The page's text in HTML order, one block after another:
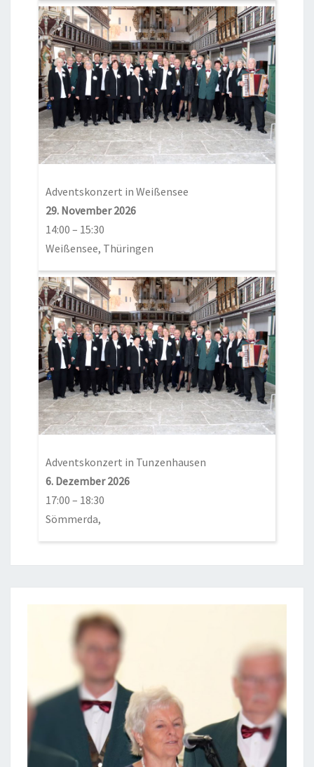
Adventskonzert in Weißensee
29. November 2026
14:00 – 15:30
Weißensee, Thüringen
Adventskonzert in Tunzenhausen
6. Dezember 2026
17:00 – 18:30
Sömmerda,